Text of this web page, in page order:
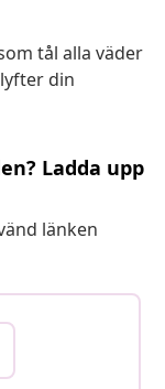
tål alla väder
din
Ladda upp
länken